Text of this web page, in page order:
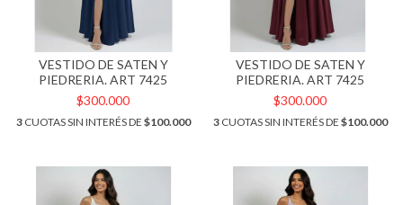
VESTIDO DE SATEN Y
PIEDRERIA. ART 7425
$300.000
3CUOTAS SIN INTERÉS DE $100.000
VESTIDO DE SATEN Y
PIEDRERIA. ART 7425
$300.000
3CUOTAS SIN INTERÉS DE $100.000